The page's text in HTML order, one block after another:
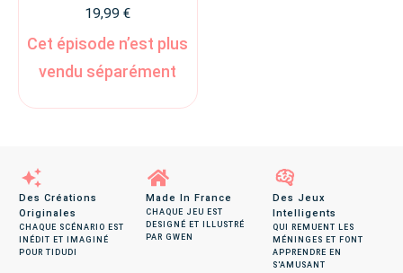
Note
5.00
sur 5
19,99€
Cet épisode n’est plus
vendu séparément
Des Créations
Originales
CHAQUE SCÉNARIO EST
INÉDIT ET IMAGINÉ
POUR TIDUDI
Made In France
CHAQUE JEU EST
DESIGNÉ ET ILLUSTRÉ
PAR GWEN
Des Jeux
Intelligents
QUI REMUENT LES
MÉNINGES ET FONT
APPRENDRE EN
S'AMUSANT